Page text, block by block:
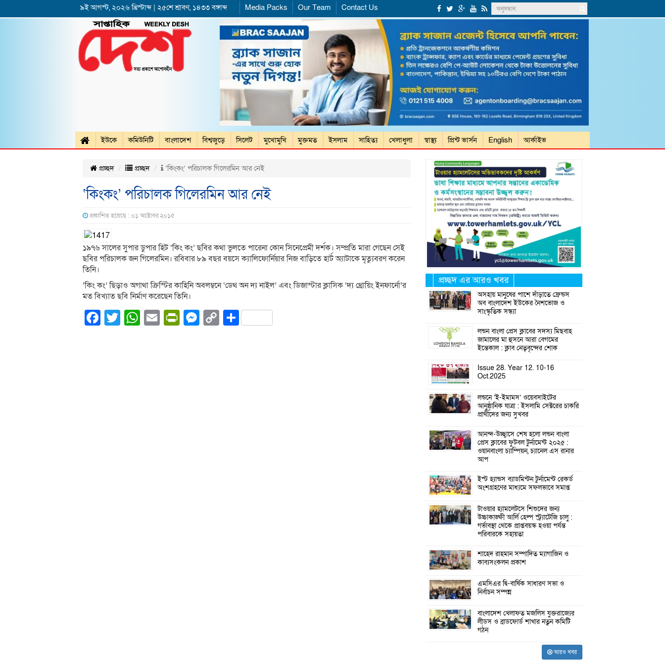
৯ই আগস্ট, ২০২৬ খ্রিস্টাব্দ | ২৫শে শ্রাবণ, ১৪৩৩ বঙ্গাব্দ Media Packs Our Team Contact Us
ইউকে কমিউনিটি বাংলাদেশ বিশ্বজুড়ে সিলেট মুখোমুখি মুক্তমত ইসলাম সাহিত্য খেলাধুলা স্বাস্থ্য প্রিন্ট ভার্সন English আর্কাইভ
প্রচ্ছদ প্রচ্ছদ ‘কিংকং’ পরিচালক গিলেরমিন আর নেই
‘কিংকং’ পরিচালক গিলেরমিন আর নেই
প্রকাশিত হয়েছে : ০১ অক্টোবর ২০১৫
১৯৭৬ সালের সুপার ডুপার হিট ‘কিং কং’ ছবির কথা ভুলতে পারেনা কোন সিনেপ্রেমী দর্শক। সম্প্রতি মারা গেছেন সেই
ছবির পরিচালক জন গিলেরমিন। রবিবার ৮৯ বছর বয়সে ক্যালিফোর্নিয়ার নিজ বাড়িতে হার্ট অ্যাটাকে মৃত্যুবরণ করেন
তিনি।
‘কিং কং’ ছিড়াও অগাথা ক্রিস্টির কাহিনি অবলম্বনে ‘ডেথ অন দ্য নাইল’ এবং ডিজাস্টার ক্লাসিক ‘দ্য থ্রোয়িং ইনফার্নো’র
মত বিখ্যাত ছবি নির্মাণ করেছেন তিনি।
Facebook
Twitter
WhatsApp
EmailPrintFriendly
Messenger
CopyShare
প্রচ্ছদ এর আরও খবর
অসহায় মানুষের পাশে দাঁড়াতে ফ্রেন্ডস
অব বাংলাদেশ ইউকের নৈশভোজ ও
সাংস্কৃতিক সন্ধ্যা
লন্ডন বাংলা প্রেস ক্লাবের সদস্য মিছবাহ
জামালের মা হুসনে আরা বেগমের
ইন্তেকাল : ক্লাব নেতৃবৃন্দের শোক
Issue 28. Year 12. 10-16
Oct.2025
লন্ডনে ‘ই-ইমামস’ ওয়েবসাইটের
আনুষ্ঠানিক যাত্রা : ইসলামি সেক্টরের চাকরি
প্রার্থীদের জন্য সুখবর
আনন্দ-উচ্ছ্বাসে শেষ হলো লন্ডন বাংলা
প্রেস ক্লাবের ফুটবল টুর্নামেন্ট ২০২৫ :
ওয়ানবাংলা চ্যাম্পিয়ন, চ্যানেল এস রানার
আপ
ইস্ট হ্যান্ডস ব্যাডমিন্টন টুর্নামেন্ট রেকর্ড
অংশগ্রহণের মাধ্যমে সফলভাবে সমাপ্ত
টাওয়ার হ্যামলেটসে শিশুদের জন্য
উচ্চাকাঙ্ক্ষী আর্লি হেল্প স্ট্র্যাটেজি চালু :
গর্ভাবস্থা থেকে প্রাপ্তবয়স্ক হওয়া পর্যন্ত
পরিবারকে সহায়তা
শাহেদ রাহমান সম্পাদিত ম্যাগাজিন ও
কাব্যসংকলন প্রকাশ
এমসিএর দ্বি-বার্ষিক সাধারণ সভা ও
নির্বাচন সম্পন্ন
বাংলাদেশ খেলাফত মজলিস যুক্তরাজ্যের
লীডস ও ব্রাডফোর্ড শাখার নতুন কমিটি
গঠন
আরও খবর